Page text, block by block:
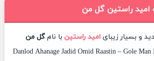
امید راستین گل من
و بسیار زیبای امید راستین با نام گل من
Danlod Ahanage Jadid Omid Raastin – Gole Man